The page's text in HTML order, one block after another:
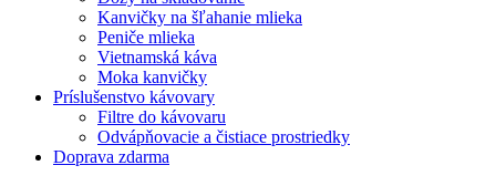
Kanvičky na šľahanie mlieka
Peniče mlieka
Vietnamská káva
Moka kanvičky
Príslušenstvo kávovary
Filtre do kávovaru
Odvápňovacie a čistiace prostriedky
Doprava zdarma